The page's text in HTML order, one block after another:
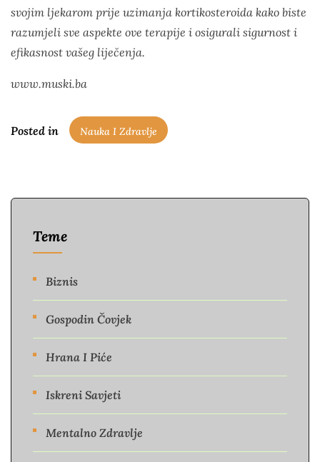
svojim ljekarom prije uzimanja kortikosteroida kako biste
razumjeli sve aspekte ove terapije i osigurali sigurnost i
efikasnost vašeg liječenja.
www.muski.ba
Posted in Nauka I Zdravlje
Teme
Biznis
Gospodin Čovjek
Hrana I Piće
Iskreni Savjeti
Mentalno Zdravlje